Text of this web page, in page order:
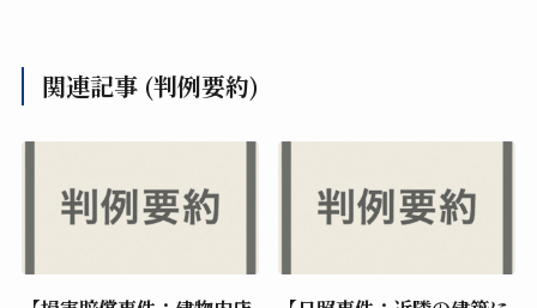
関連記事 (判例要約)